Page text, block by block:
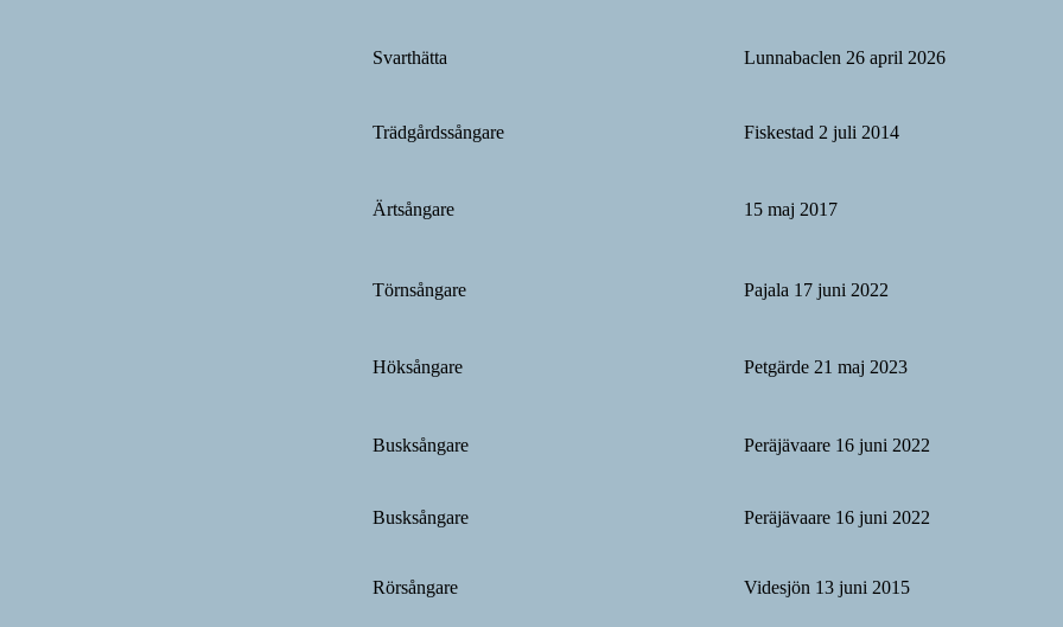
Svarthätta Lunnabaclen 26 april 2026
Trädgårdssångare Fiskestad 2 juli 2014
Ärtsångare 15 maj 2017
Törnsångare Pajala 17 juni 2022
Höksångare Petgärde 21 maj 2023
Busksångare Peräjävaare 16 juni 2022
Busksångare Peräjävaare 16 juni 2022
Rörsångare Videsjön 13 juni 2015